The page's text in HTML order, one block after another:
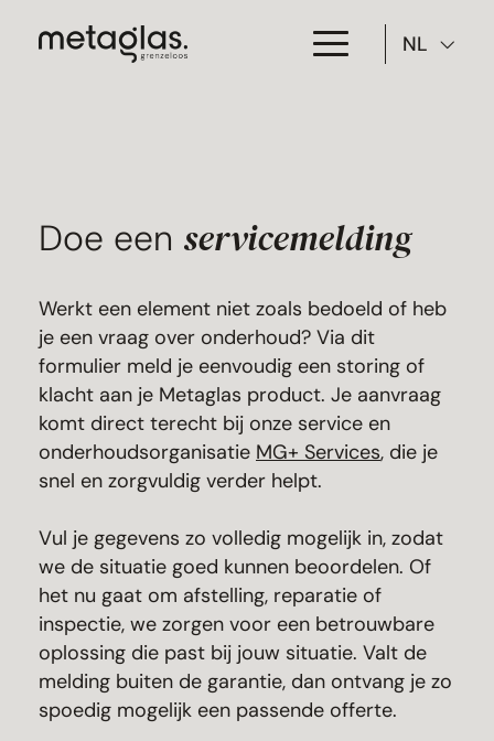
Projecten
Downloads
Contact
NL
Doe een servicemelding
Werkt een element niet zoals bedoeld of heb
je een vraag over onderhoud? Via dit
formulier meld je eenvoudig een storing of
klacht aan je Metaglas product. Je aanvraag
komt direct terecht bij onze service en
onderhoudsorganisatie MG+ Services, die je
snel en zorgvuldig verder helpt.
Vul je gegevens zo volledig mogelijk in, zodat
we de situatie goed kunnen beoordelen. Of
het nu gaat om afstelling, reparatie of
inspectie, we zorgen voor een betrouwbare
oplossing die past bij jouw situatie. Valt de
melding buiten de garantie, dan ontvang je zo
spoedig mogelijk een passende offerte.